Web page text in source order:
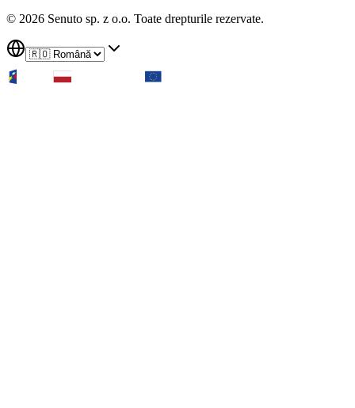
© 2026 Senuto sp. z o.o. Toate drepturile rezervate.